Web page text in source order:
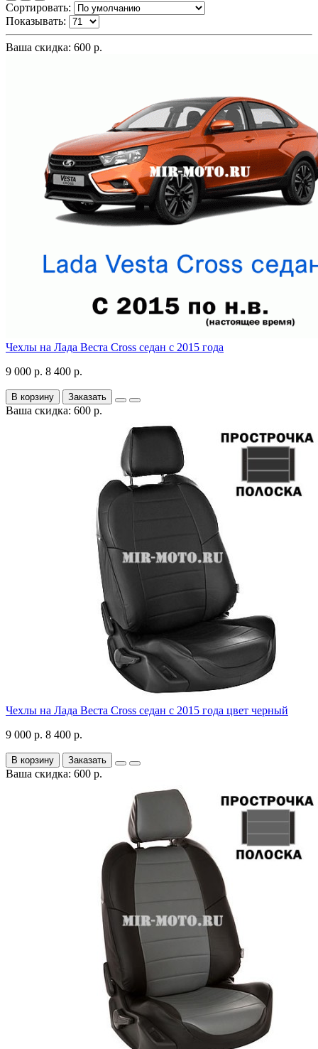
Сортировать:
Показывать:
Ваша скидка: 600 р.
Чехлы на Лада Веста Cross седан с 2015 года
9 000 р. 8 400 р.
В корзину Заказать
Ваша скидка: 600 р.
Чехлы на Лада Веста Cross седан с 2015 года цвет черный
9 000 р. 8 400 р.
В корзину Заказать
Ваша скидка: 600 р.